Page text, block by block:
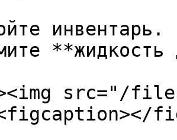
инвентарь.
**жидкость
src="/